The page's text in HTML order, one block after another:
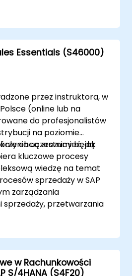
i zużyciu.
głównymi związanymi z
rekordami materiałów i
na zakup, zamówienia
zakupowe za pomocą
i wskaźników KPI
Essentials (S46000)
przez instruktora, w
(online lub na
do profesjonalistów
na poziomie
chcą zrozumieć, jak
kluczowe procesy
uczestnicy będą
wiedzę na temat
sprzedaży w SAP
zarządzania
sprzedaży, przetwarzania
i zarządzać
takimi jak
i zwroty, oraz
różne typy
w Rachunkowości
S/4HANA (S4F20)